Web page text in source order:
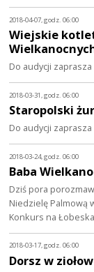
2018-04-07, godz. 06:00
Wiejskie
Do audycji
2018-03-31, godz. 06:00
Staropolski
Do audycji
2018-03-24, godz. 06:00
Baba
Dziś pora
Niedzielę Palmową
Konkurs na
2018-03-17, godz. 06:00
Dorsz w